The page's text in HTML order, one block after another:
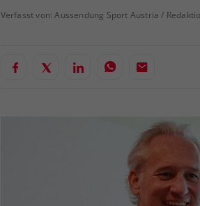
Verfasst von: Aussendung Sport Austria /